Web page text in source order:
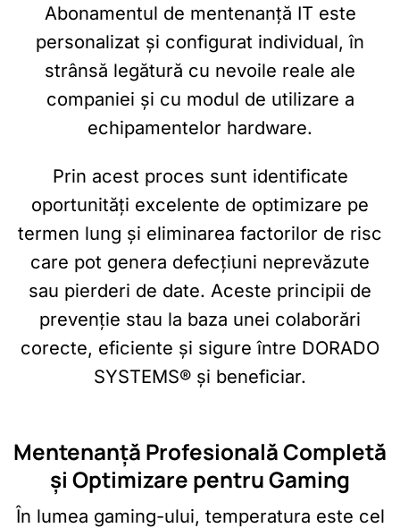
Abonamentul de mentenanță IT este
personalizat și configurat individual, în
strânsă legătură cu nevoile reale ale
companiei și cu modul de utilizare a
echipamentelor hardware.
Prin acest proces sunt identificate
oportunități excelente de optimizare pe
termen lung și eliminarea factorilor de risc
care pot genera defecțiuni neprevăzute
sau pierderi de date. Aceste principii de
prevenție stau la baza unei colaborări
corecte, eficiente și sigure între DORADO
SYSTEMS® și beneficiar.
Mentenanță Profesională Completă
și Optimizare pentru Gaming
În lumea gaming-ului, temperatura este cel